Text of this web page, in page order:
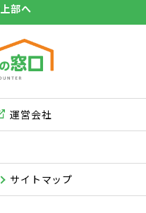
上部へ
サイトマップ
運営会社